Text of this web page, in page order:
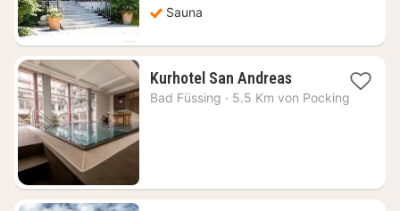
Sauna
Kurhotel San Andreas1
Nacht
Bad Füssing · 5.5 Km von Pocking